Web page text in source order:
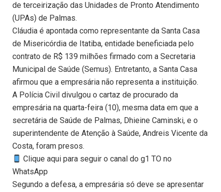
de terceirização das Unidades de Pronto Atendimento
(UPAs) de Palmas.
Cláudia é apontada como representante da Santa Casa
de Misericórdia de Itatiba, entidade beneficiada pelo
contrato de R$ 139 milhões firmado com a Secretaria
Municipal de Saúde (Semus). Entretanto, a Santa Casa
afirmou que a empresária não representa a instituição.
A Polícia Civil divulgou o cartaz de procurado da
empresária na quarta-feira (10), mesma data em que a
secretária de Saúde de Palmas, Dhieine Caminski, e o
superintendente de Atenção à Saúde, Andreis Vicente da
Costa, foram presos.
Clique aqui para seguir o canal do g1 TO no
WhatsApp
Segundo a defesa, a empresária só deve se apresentar